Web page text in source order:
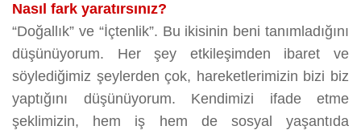
Nasıl fark yaratırsınız?
“Doğallık” ve “İçtenlik”. Bu ikisinin beni tanımladığını
düşünüyorum. Her şey etkileşimden ibaret ve
söylediğimiz şeylerden çok, hareketlerimizin bizi biz
yaptığını düşünüyorum. Kendimizi ifade etme
şeklimizin, hem iş hem de sosyal yaşantıda